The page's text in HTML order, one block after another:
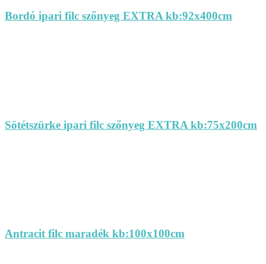
Bordó ipari filc szőnyeg EXTRA kb:92x400cm
Sötétszürke ipari filc szőnyeg EXTRA kb:75x200cm
Antracit filc maradék kb:100x100cm